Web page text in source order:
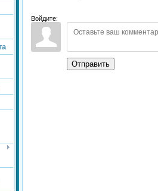
Войдите:
Отправить